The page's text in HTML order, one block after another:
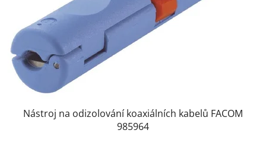
Nástroj na odizolování koaxiálních kabelů FACOM
985964